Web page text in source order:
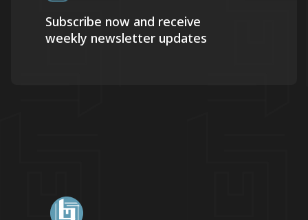
Subscribe now and receive
weekly newsletter updates